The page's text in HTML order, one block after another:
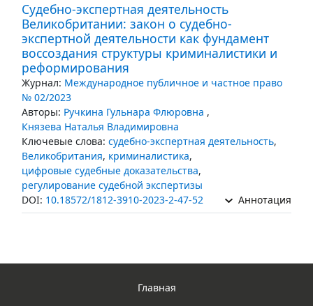
Судебно-экспертная деятельность
Великобритании: закон о судебно-
экспертной деятельности как фундамент
воссоздания структуры криминалистики и
реформирования
Журнал: Международное публичное и частное право
№ 02/2023
Авторы: Ручкина Гульнара Флюровна ,
Князева Наталья Владимировна
Ключевые слова: судебно-экспертная деятельность,
Великобритания, криминалистика,
цифровые судебные доказательства,
регулирование судебной экспертизы
DOI: 10.18572/1812-3910-2023-2-47-52 Аннотация
Главная